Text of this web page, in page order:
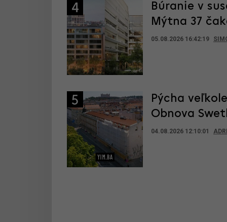
4
Búranie v
Mýtna 37
05.08.2026 16:42:19
5
Pýcha
Obnova
04.08.2026 12:10:01